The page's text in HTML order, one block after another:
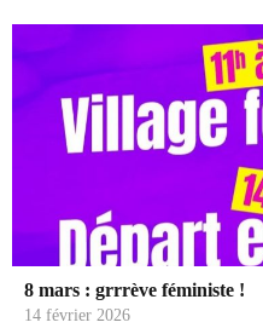
8 mars : grrrève féministe !
14 février 2026